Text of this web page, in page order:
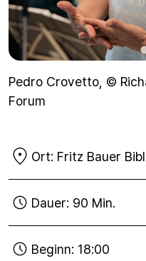
Pedro Crovetto, ©
Forum
Ort: Fritz Bauer
Dauer: 90 Min.
Beginn: 18:00